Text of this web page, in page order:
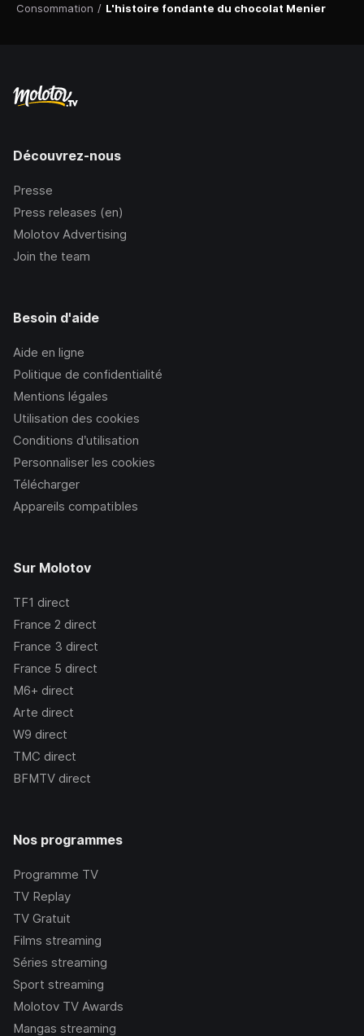
Consommation / L'histoire fondante du chocolat Menier
Découvrez-nous
Presse
Press releases (en)
Molotov Advertising
Join the team
Besoin d'aide
Aide en ligne
Politique de confidentialité
Mentions légales
Utilisation des cookies
Conditions d’utilisation
Personnaliser les cookies
Télécharger
Appareils compatibles
Sur Molotov
TF1 direct
France 2 direct
France 3 direct
France 5 direct
M6+ direct
Arte direct
W9 direct
TMC direct
BFMTV direct
Nos programmes
Programme TV
TV Replay
TV Gratuit
Films streaming
Séries streaming
Sport streaming
Molotov TV Awards
Mangas streaming